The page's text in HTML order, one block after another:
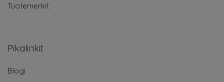
Tuotemerkit
Pikalinkit
Blogi